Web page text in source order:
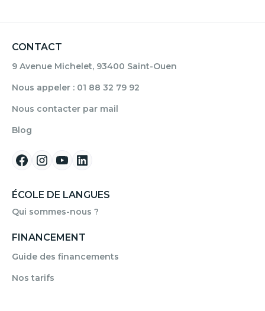
CONTACT
9 Avenue Michelet, 93400 Saint-Ouen
Nous appeler : 01 88 32 79 92
Nous contacter par mail
Blog
ÉCOLE DE LANGUES
Qui sommes-nous ?
FINANCEMENT
Guide des financements
Nos tarifs